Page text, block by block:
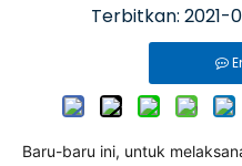
Terbitkan:
Baru-baru ini, untuk